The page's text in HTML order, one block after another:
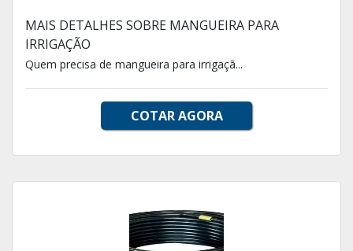
MAIS DETALHES SOBRE MANGUEIRA PARA
IRRIGAÇÃO
Quem precisa de mangueira para irrigaçã...
COTAR AGORA